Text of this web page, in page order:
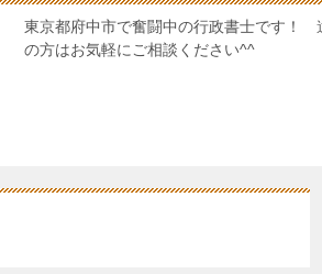
東京都府中市で奮闘中の行政書士です！
の方はお気軽にご相談ください^^